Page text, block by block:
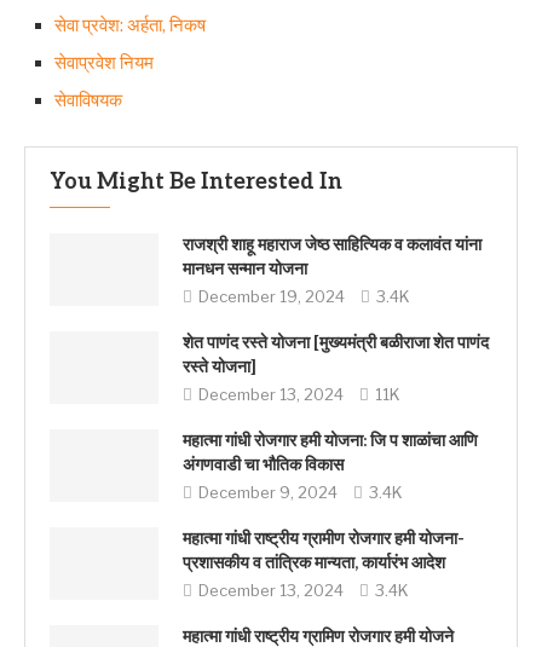
सेवा प्रवेश: अर्हता, निकष
सेवाप्रवेश नियम
सेवाविषयक
You Might Be Interested In
राजश्री शाहू महाराज जेष्ठ साहित्यिक व कलावंत यांना
मानधन सन्मान योजना
December 19, 2024 3.4K
शेत पाणंद रस्ते योजना [मुख्यमंत्री बळीराजा शेत पाणंद
रस्ते योजना]
December 13, 2024 11K
महात्मा गांधी रोजगार हमी योजना: जि प शाळांचा आणि
अंगणवाडी चा भौतिक विकास
December 9, 2024 3.4K
महात्मा गांधी राष्ट्रीय ग्रामीण रोजगार हमी योजना-
प्रशासकीय व तांत्रिक मान्यता, कार्यारंभ आदेश
December 13, 2024 3.4K
महात्मा गांधी राष्ट्रीय ग्रामिण रोजगार हमी योजने